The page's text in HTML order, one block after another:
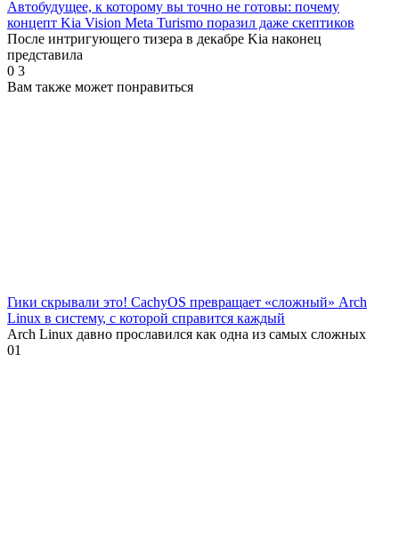
Автобудущее, к которому вы точно не готовы: почему
концепт Kia Vision Meta Turismo поразил даже скептиков
После интригующего тизера в декабре Kia наконец
представила
0 3
Вам также может понравиться
Гики скрывали это! CachyOS превращает «сложный» Arch
Linux в систему, с которой справится каждый
Arch Linux давно прославился как одна из самых сложных
01